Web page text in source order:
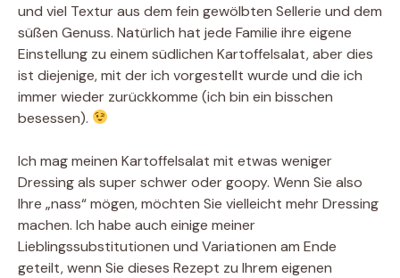
und viel Textur aus dem fein gewölbten Sellerie und dem
süßen Genuss. Natürlich hat jede Familie ihre eigene
Einstellung zu einem südlichen Kartoffelsalat, aber dies
ist diejenige, mit der ich vorgestellt wurde und die ich
immer wieder zurückkomme (ich bin ein bisschen
besessen).
Ich mag meinen Kartoffelsalat mit etwas weniger
Dressing als super schwer oder goopy. Wenn Sie also
Ihre „nass“ mögen, möchten Sie vielleicht mehr Dressing
machen. Ich habe auch einige meiner
Lieblingssubstitutionen und Variationen am Ende
geteilt, wenn Sie dieses Rezept zu Ihrem eigenen